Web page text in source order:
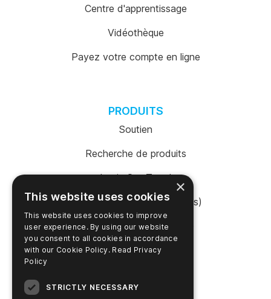
Centre d'apprentissage
Vidéothèque
Payez votre compte en ligne
PRODUITS
Soutien
Recherche de produits
Login SureTrend
Boutique en ligne (États-Unis)
Acheter en ligne (Australie)
×
This website uses cookies
This website uses cookies to improve
user experience. By using our website
you consent to all cookies in accordance
with our Cookie Policy. Read Privacy
Policy
STRICTLY NECESSARY